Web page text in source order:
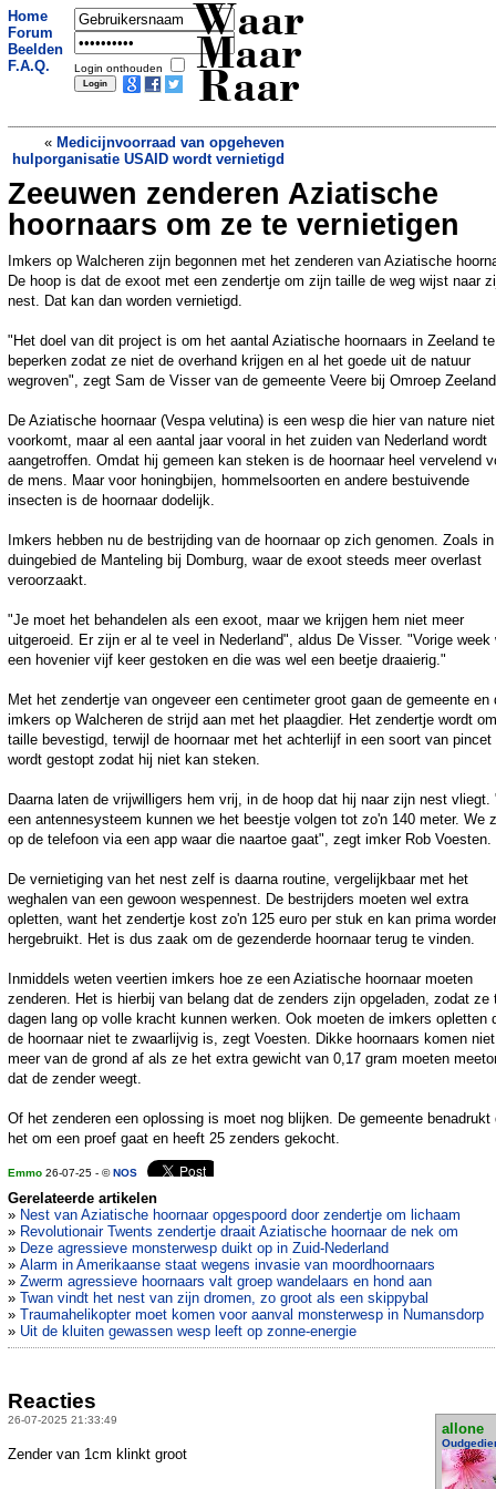
Home
Forum
Beelden
F.A.Q.
Login onthouden
Waar
Maar
Raar
« Medicijnvoorraad van opgeheven
hulporganisatie USAID wordt vernietigd
Wat is het nut van de mug?»
Zeeuwen zenderen Aziatische
hoornaars om ze te vernietigen
Imkers op Walcheren zijn begonnen met het zenderen van Aziatische
De hoop is dat de exoot met een zendertje om zijn taille de weg wijst naar
nest. Dat kan dan worden vernietigd.
"Het doel van dit project is om het aantal Aziatische hoornaars in Zeeland te
beperken zodat ze niet de overhand krijgen en al het goede uit de natuur
wegroven", zegt Sam de Visser van de gemeente Veere bij Omroep
De Aziatische hoornaar (Vespa velutina) is een wesp die hier van nature niet
voorkomt, maar al een aantal jaar vooral in het zuiden van Nederland wordt
aangetroffen. Omdat hij gemeen kan steken is de hoornaar heel vervelend
de mens. Maar voor honingbijen, hommelsoorten en andere bestuivende
insecten is de hoornaar dodelijk.
Imkers hebben nu de bestrijding van de hoornaar op zich genomen. Zoals in
duingebied de Manteling bij Domburg, waar de exoot steeds meer overlast
veroorzaakt.
"Je moet het behandelen als een exoot, maar we krijgen hem niet meer
uitgeroeid. Er zijn er al te veel in Nederland", aldus De Visser. "Vorige week
een hovenier vijf keer gestoken en die was wel een beetje draaierig."
Met het zendertje van ongeveer een centimeter groot gaan de gemeente en
imkers op Walcheren de strijd aan met het plaagdier. Het zendertje wordt
taille bevestigd, terwijl de hoornaar met het achterlijf in een soort van pincet
wordt gestopt zodat hij niet kan steken.
Daarna laten de vrijwilligers hem vrij, in de hoop dat hij naar zijn nest vliegt.
een antennesysteem kunnen we het beestje volgen tot zo'n 140 meter. We
op de telefoon via een app waar die naartoe gaat", zegt imker Rob Voesten.
De vernietiging van het nest zelf is daarna routine, vergelijkbaar met het
weghalen van een gewoon wespennest. De bestrijders moeten wel extra
opletten, want het zendertje kost zo'n 125 euro per stuk en kan prima
hergebruikt. Het is dus zaak om de gezenderde hoornaar terug te vinden.
Inmiddels weten veertien imkers hoe ze een Aziatische hoornaar moeten
zenderen. Het is hierbij van belang dat de zenders zijn opgeladen, zodat ze
dagen lang op volle kracht kunnen werken. Ook moeten de imkers opletten
de hoornaar niet te zwaarlijvig is, zegt Voesten. Dikke hoornaars komen niet
meer van de grond af als ze het extra gewicht van 0,17 gram moeten
dat de zender weegt.
Of het zenderen een oplossing is moet nog blijken. De gemeente benadrukt
het om een proef gaat en heeft 25 zenders gekocht.
Emmo 26-07-25 - ©NOS
Gerelateerde artikelen
» Nest van Aziatische hoornaar opgespoord door zendertje om lichaam
» Revolutionair Twents zendertje draait Aziatische hoornaar de nek om
» Deze agressieve monsterwesp duikt op in Zuid-Nederland
» Alarm in Amerikaanse staat wegens invasie van moordhoornaars
» Zwerm agressieve hoornaars valt groep wandelaars en hond aan
» Twan vindt het nest van zijn dromen, zo groot als een skippybal
» Traumahelikopter moet komen voor aanval monsterwesp in Numansdorp
» Uit de kluiten gewassen wesp leeft op zonne-energie
Reacties
26-07-2025 21:33:49
allone
Zender van 1cm klinkt groot